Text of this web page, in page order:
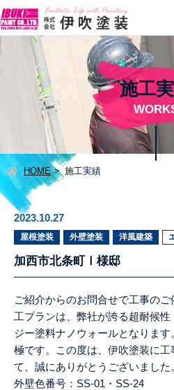
施工
HOME 施工実績
2023.10.27
屋根塗装 外壁塗装 洋風建築
加西市北条町Ⅰ様邸
ご紹介からのお問合せで工事の
工プランは、弊社が誇る超耐候
ジー塗料ナノウォールとなりま
極です。この度は、伊吹塗装に
て、誠にありがとうございました
外壁色番号：SS-01・SS-24